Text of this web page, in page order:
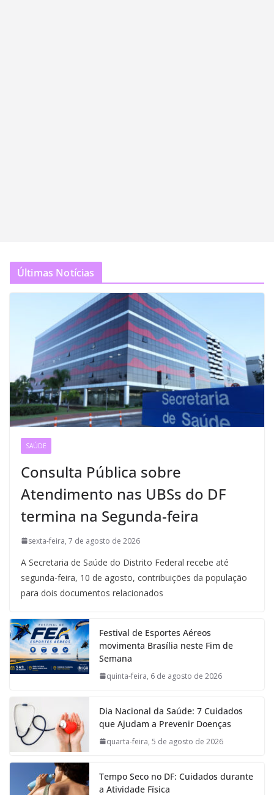
Últimas Notícias
SAÚDE
Consulta Pública sobre
Atendimento nas UBSs do DF
termina na Segunda-feira
sexta-feira, 7 de agosto de 2026
A Secretaria de Saúde do Distrito Federal recebe até
segunda-feira, 10 de agosto, contribuições da população
para dois documentos relacionados
Festival de Esportes Aéreos
movimenta Brasília neste Fim de
Semana
quinta-feira, 6 de agosto de 2026
Dia Nacional da Saúde: 7 Cuidados
que Ajudam a Prevenir Doenças
quarta-feira, 5 de agosto de 2026
Tempo Seco no DF: Cuidados durante
a Atividade Física